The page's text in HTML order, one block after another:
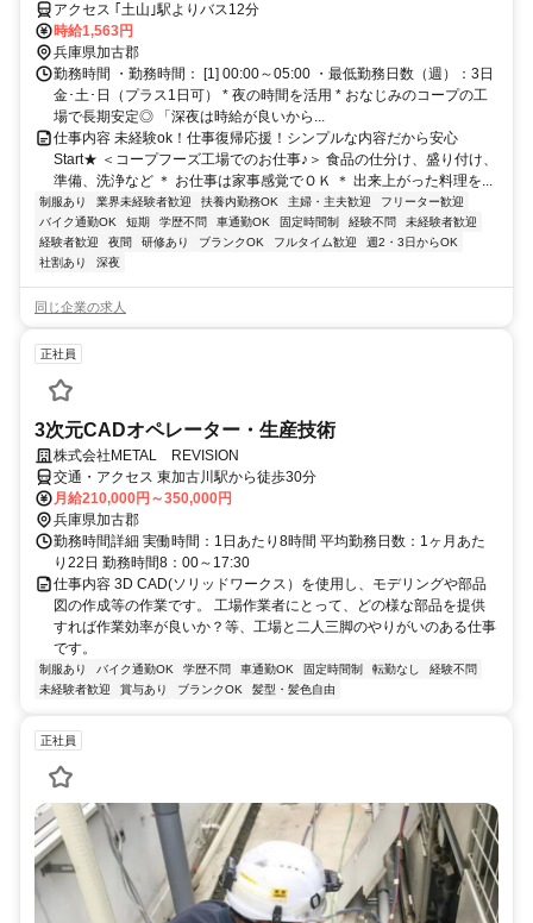
アクセス ｢土山｣駅よりバス12分
時給1,563円
兵庫県加古郡
勤務時間 ・勤務時間： [1] 00:00～05:00 ・最低勤務日数（週）：3日
金･土･日（プラス1日可） * 夜の時間を活用 * おなじみのコープの工
場で長期安定◎ 「深夜は時給が良いから...
仕事内容 未経験ok！仕事復帰応援！シンプルな内容だから安心
Start★ ＜コープフーズ工場でのお仕事♪＞ 食品の仕分け、盛り付け、
準備、洗浄など ＊ お仕事は家事感覚でＯＫ ＊ 出来上がった料理を...
制服あり 業界未経験者歓迎 扶養内勤務OK 主婦・主夫歓迎
フリーター歓迎
バイク通勤OK
短期 学歴不問 車通勤OK 固定時間制 経験不問
未経験者歓迎
経験者歓迎
夜間 研修あり ブランクOK フルタイム歓迎
週2・3日からOK
社割あり
深夜
同じ企業の求人
正社員
3次元CADオペレーター・生産技術
株式会社METAL REVISION
交通・アクセス 東加古川駅から徒歩30分
月給210,000円～350,000円
兵庫県加古郡
勤務時間詳細 実働時間：1日あたり8時間 平均勤務日数：1ヶ月あた
り22日 勤務時間8：00～17:30
仕事内容 3D CAD(ソリッドワークス）を使用し、モデリングや部品
図の作成等の作業です。 工場作業者にとって、どの様な部品を提供
すれば作業効率が良いか？等、工場と二人三脚のやりがいのある仕事
です。
制服あり バイク通勤OK 学歴不問 車通勤OK 固定時間制 転勤なし
経験不問
未経験者歓迎
賞与あり ブランクOK 髪型・髪色自由
正社員